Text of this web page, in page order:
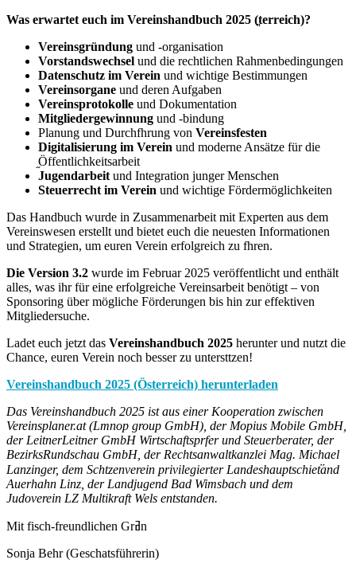
Was erwartet euch im Vereinshandbuch 2025 (terreich)?
Vereinsgründung und -organisation
Vorstandswechsel und die rechtlichen Rahmenbedingungen
Datenschutz im Verein und wichtige Bestimmungen
Vereinsorgane und deren Aufgaben
Vereinsprotokolle und Dokumentation
Mitgliedergewinnung und -bindung
Planung und Durchfhrung von Vereinsfesten
Digitalisierung im Verein und moderne Ansätze für die
֦Öffentlichkeitsarbeit
Jugendarbeit und Integration junger Menschen
Steuerrecht im Verein und wichtige Fördermöglichkeiten
Das Handbuch wurde in Zusammenarbeit mit Experten aus dem
Vereinswesen erstellt und bietet euch die neuesten Informationen
und Strategien, um euren Verein erfolgreich zu fhren.
Die Version 3.2 wurde im Februar 2025 veröffentlicht und enthält
alles, was ihr für eine erfolgreiche Vereinsarbeit benötigt – von
Sponsoring über mögliche Förderungen bis hin zur effektiven
Mitgliedersuche.
Ladet euch jetzt das Vereinshandbuch 2025 herunter und nutzt die
Chance, euren Verein noch besser zu untersttzen!
Vereinshandbuch 2025 (Österreich) herunterladen
Das Vereinshandbuch 2025 ist aus einer Kooperation zwischen
Vereinsplaner.at (Lmnop group GmbH), der Mopius Mobile GmbH,
der LeitnerLeitner GmbH Wirtschaftsprfer und Steuerberater, der
BezirksRundschau GmbH, der Rechtsanwaltkanzlei Mag. Michael
Lanzinger, dem Schtzenverein privilegierter Landeshauptschietand
Auerhahn Linz, der Landjugend Bad Wimsbach und dem
Judoverein LZ Multikraft Wels entstanden.
Mit fisch-freundlichen Grߥn
Sonja Behr (Geschatsführerin)